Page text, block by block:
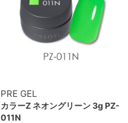
PRE GEL
カラーZ ネオングリーン 3g PZ-
011N